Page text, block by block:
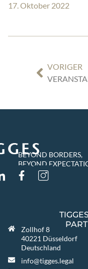
17. Oktober 2022
VORIGER
BEYOND BORDERS,
BEYOND
Zollhof 8
40221 Düsseldorf
Deutschland
info@tigges.legal